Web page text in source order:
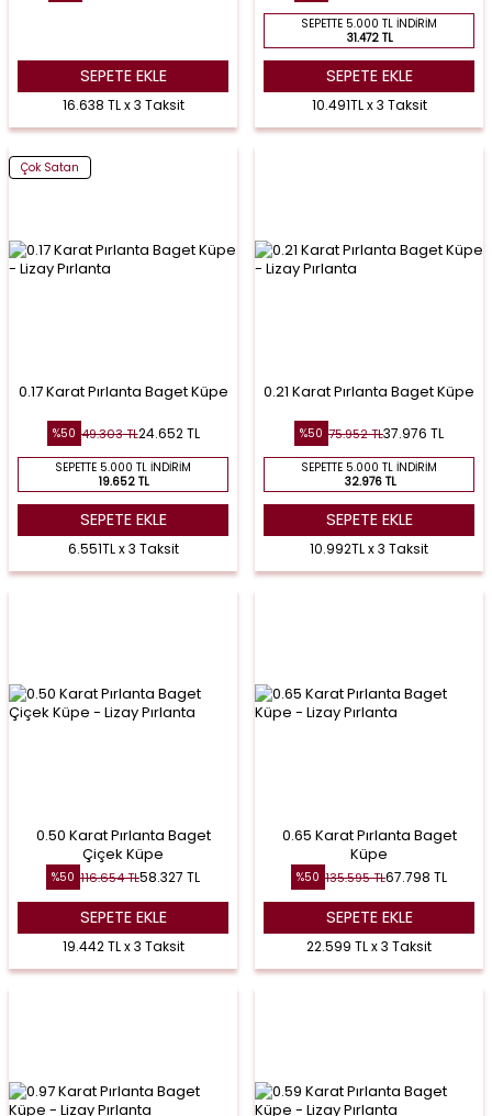
SEPETE EKLE
16.638 TL x 3 Taksit
SEPETTE 5.000 TL İNDIRIM
31.472 TL
SEPETE EKLE
10.491TL x 3 Taksit
Çok Satan
0.17 Karat Pırlanta Baget Küpe
%50 49.303TL24.652TL
SEPETTE 5.000 TL İNDIRIM
19.652 TL
SEPETE EKLE
6.551TL x 3 Taksit
0.21 Karat Pırlanta Baget Küpe
%50 75.952TL37.976 TL
SEPETTE 5.000 TL İNDIRIM
32.976 TL
SEPETE EKLE
10.992TL x 3 Taksit
0.50 Karat Pırlanta Baget
Çiçek Küpe
%50 116.654TL58.327 TL
SEPETE EKLE
19.442 TL x 3 Taksit
0.65 Karat Pırlanta Baget
Küpe
%50 135.595TL67.798 TL
SEPETE EKLE
22.599 TL x 3 Taksit